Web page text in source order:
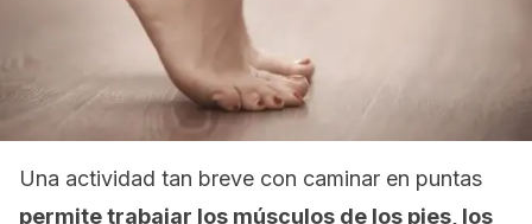
Una actividad tan breve con caminar en puntas
permite trabajar los músculos de los pies, los